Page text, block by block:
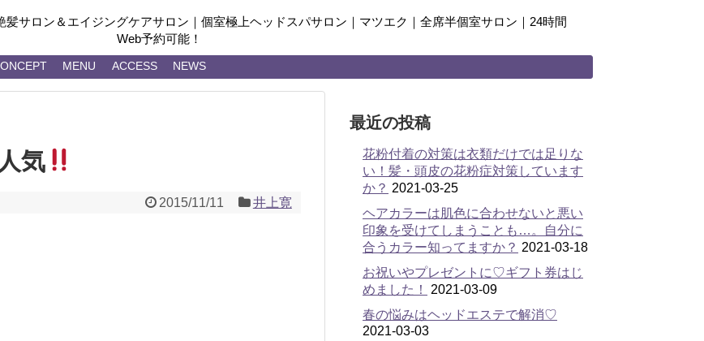
サロン＆エイジングケアサロン｜個室極上ヘッドスパサロン｜マツエク｜全席半個室サロン｜24時間
Web予約可能！
MENU ACCESS NEWS
気
2015/11/11 井上寛
最近の投稿
花粉付着の対策は衣類だけでは足りな
い！髪・頭皮の花粉症対策しています
か？ 2021-03-25
ヘアカラーは肌色に合わせないと悪い
印象を受けてしまうことも…。自分に
合うカラー知ってますか？ 2021-03-18
お祝いやプレゼントに♡ギフト券はじ
めました！
2021-03-09
春の悩みはヘッドエステで解消♡
2021-03-03